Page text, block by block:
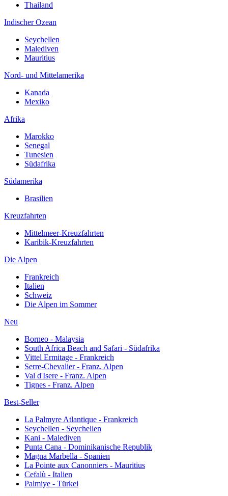
Thailand
Indischer Ozean
Seychellen
Malediven
Mauritius
Nord- und Mittelamerika
Kanada
Mexiko
Afrika
Marokko
Senegal
Tunesien
Südafrika
Südamerika
Brasilien
Kreuzfahrten
Mittelmeer-Kreuzfahrten
Karibik-Kreuzfahrten
Die Alpen
Frankreich
Italien
Schweiz
Die Alpen im Sommer
Neu
Borneo - Malaysia
South Africa Beach and Safari - Südafrika
Vittel Ermitage - Frankreich
Serre-Chevalier - Franz. Alpen
Val d'Isere - Franz. Alpen
Tignes - Franz. Alpen
Best-Seller
La Palmyre Atlantique - Frankreich
Seychellen - Seychellen
Kani - Malediven
Punta Cana - Dominikanische Republik
Magna Marbella - Spanien
La Pointe aux Canonniers - Mauritius
Cefalù - Italien
Palmiye - Türkei